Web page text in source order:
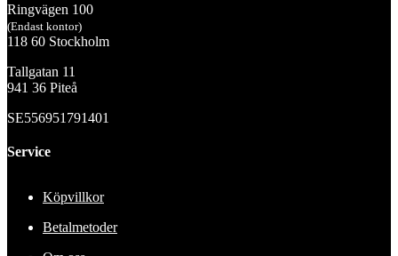
Ringvägen 100
(Endast kontor)
118 60 Stockholm
Tallgatan 11
941 36 Piteå
SE556951791401
Service
Köpvillkor
Betalmetoder